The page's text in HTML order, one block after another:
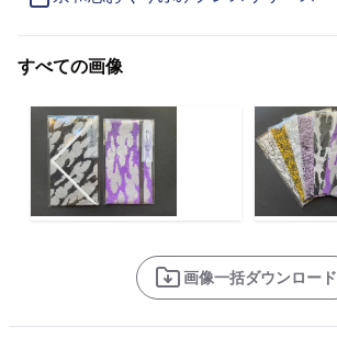
すべての画像
画像一括ダウンロード